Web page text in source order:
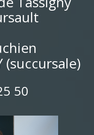
(succursale)
50